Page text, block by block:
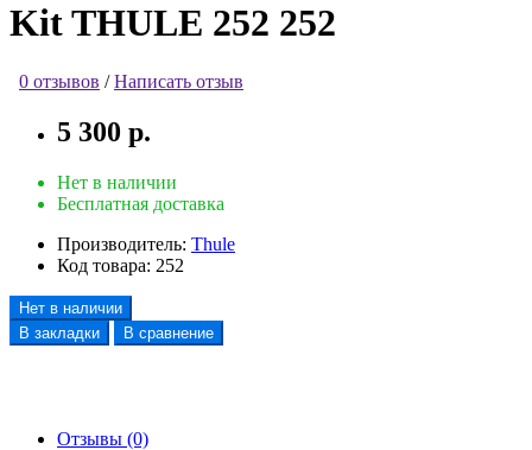
Kit THULE 252 252
0 отзывов /Написать отзыв
5 300 р.
Нет в наличии
Бесплатная доставка
Производитель: Thule
Код товара: 252
Нет в наличии
В закладки
В сравнение
Отзывы (0)